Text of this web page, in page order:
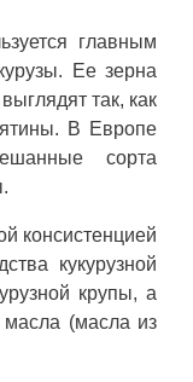
главным
Ее зерна
так, как
В Европе
сорта
консистенцией
кукурузной
крупы, а
масла (масла из